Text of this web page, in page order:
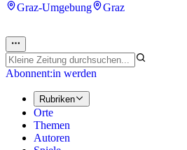
Graz-Umgebung
Graz
Abonnent:in werden
Rubriken
Orte
Themen
Autoren